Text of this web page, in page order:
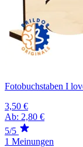
Fotobuchstaben I
3,50 €
Ab: 2,80 €
5/5
1 Meinungen